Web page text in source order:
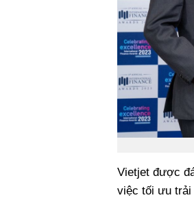
Vietjet được
việc tối ưu trải